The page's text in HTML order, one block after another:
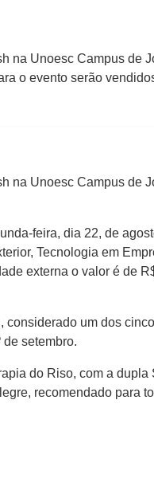
na Unoesc Campus
o evento serão
na Unoesc Campus
feira, dia 22, de
Tecnologia em
externa o valor é de
um dos
setembro.
do Riso, com a
recomendado para